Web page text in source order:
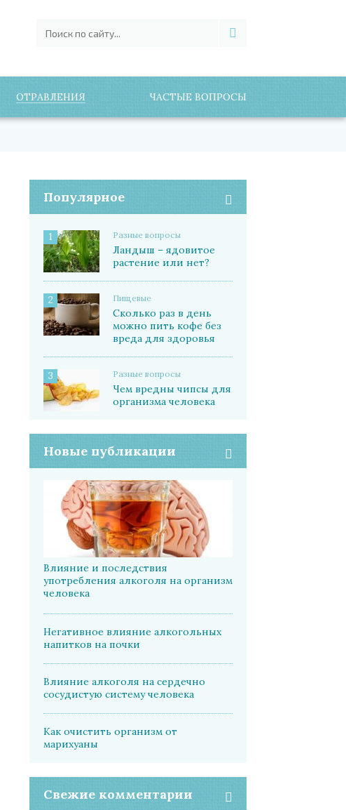
ОТРАВЛЕНИЯ ЧАСТЫЕ ВОПРОСЫ
Популярное
1 Разные вопросы
Ландыш – ядовитое
растение или нет?
2 Пищевые
Сколько раз в день
можно пить кофе без
вреда для здоровья
3 Разные вопросы
Чем вредны чипсы для
организма человека
Новые публикации
Влияние и последствия
употребления алкоголя на организм
человека
Негативное влияние алкогольных
напитков на почки
Влияние алкоголя на сердечно
сосудистую систему человека
Как очистить организм от
марихуаны
Свежие комментарии